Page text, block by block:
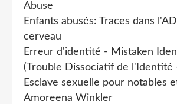
Abuse
Enfants abusés: Traces dans
cerveau
Erreur d'identité - Mistaken
(Trouble Dissociatif de l'Identité
Esclave sexuelle pour notables
Amoreena Winkler